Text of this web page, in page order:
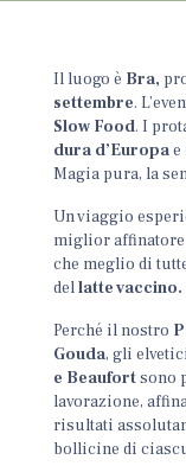
Il luogo è Bra,
settembre.
Slow Food.I
dura d’Europa
Magia pura, la
Un viaggio
miglior
che meglio di
dellatte vaccino.
Perché il nostro
Gouda, gli
e Beaufortsono
lavorazione,
risultati
bollicine di